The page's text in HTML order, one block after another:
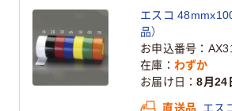
エスコ
品）
お申込番号
在庫
わずか
お届け日
8月24
直送品 エス